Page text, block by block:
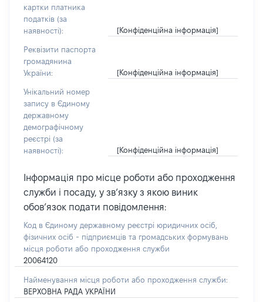
картки платника
податків (за
наявності):
[Конфіденційна інформація]
Реквізити паспорта
громадянина
України:
[Конфіденційна інформація]
Унікальний номер
запису в Єдиному
державному
демографічному
реєстрі (за
наявності):
[Конфіденційна інформація]
Інформація про місце роботи або проходження
служби і посаду, у зв’язку з якою виник
обов’язок подати повідомлення:
Код в Єдиному державному реєстрі юридичних осіб,
фізичних осіб - підприємців та громадських формувань
місця роботи або проходження служби
20064120
Найменування місця роботи або проходження служби:
ВЕРХОВНА РАДА УКРАЇНИ